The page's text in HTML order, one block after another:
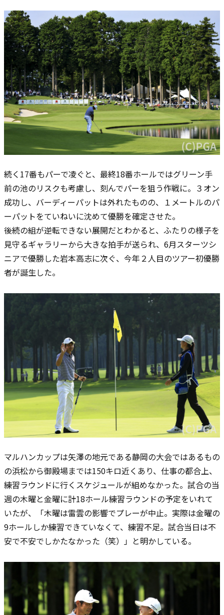
続く17番もパーで凌ぐと、最終18番ホールではグリーン手
前の池のリスクも考慮し、刻んでパーを狙う作戦に。３オン
成功し、バーディーパットは外れたものの、１メートルのパ
ーパットをていねいに沈めて優勝を確定させた。
後続の組が逆転できない展開だとわかると、ふたりの様子を
見守るギャラリーから大きな拍手が送られ、6月スターツシ
ニアで優勝した岩本高志に次ぐ、今年２人目のツアー初優勝
者が誕生した。
マルハンカップは矢澤の地元である静岡の大会ではあるもの
の浜松から御殿場までは150キロ近くあり、仕事の都合上、
練習ラウンドに行くスケジュールが組めなかった。試合の当
週の木曜と金曜に計18ホール練習ラウンドの予定をいれて
いたが、「木曜は雷雲の影響でプレーが中止。実際は金曜の
9ホールしか練習できていなくて、練習不足。試合当日は不
安で不安でしかたなかった（笑）」と明かしている。